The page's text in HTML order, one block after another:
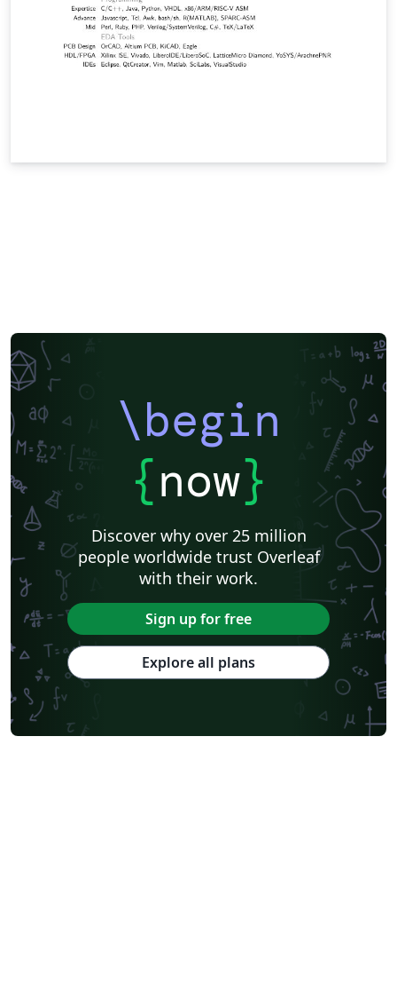
\begin
{now}
Discover why over 25 million
people worldwide trust Overleaf
with their work.
Sign up for free
Explore all plans